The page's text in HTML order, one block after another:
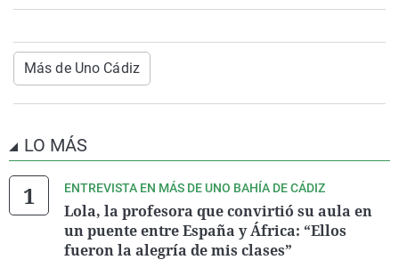
Más de Uno Cádiz
LO MÁS
ENTREVISTA EN MÁS DE UNO BAHÍA DE CÁDIZ
Lola, la profesora que convirtió su aula en
un puente entre España y África: “Ellos
fueron la alegría de mis clases”